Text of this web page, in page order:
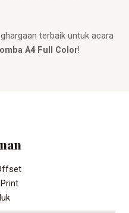
terbaik untuk acara
A4 Full Color!